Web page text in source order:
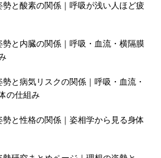
と酸素の関係｜呼吸が浅い人ほど疲
と内臓の関係｜呼吸・血流・横隔膜
と病気リスクの関係｜呼吸・血流・
の仕組み
と性格の関係｜姿相学から見る身体